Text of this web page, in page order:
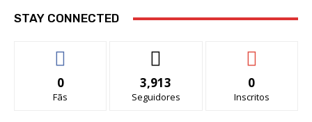
STAY CONNECTED
0
Fãs
3,913
Seguidores
0
Inscritos